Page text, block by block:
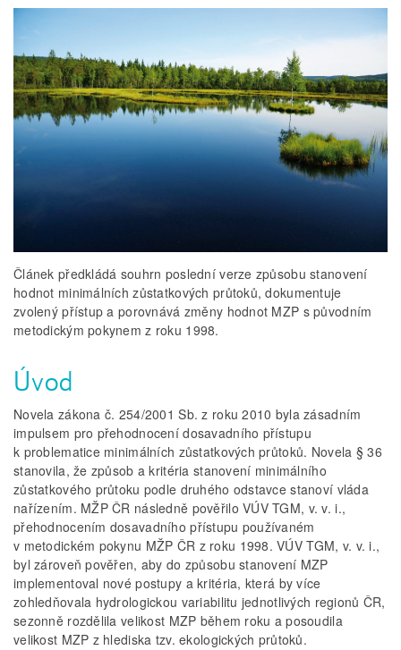
Článek předkládá souhrn poslední verze způsobu stanovení
hodnot minimálních zůstatkových průtoků, dokumentuje
zvolený přístup a porovnává změny hodnot MZP s původním
metodickým pokynem z roku 1998.
Úvod
Novela zákona č. 254/2001 Sb. z roku 2010 byla zásadním
impulsem pro přehodnocení dosavadního přístupu
k problematice minimálních zůstatkových průtoků. Novela § 36
stanovila, že způsob a kritéria stanovení minimálního
zůstatkového průtoku podle druhého odstavce stanoví vláda
nařízením. MŽP ČR následně pověřilo VÚV TGM, v. v. i.,
přehodnocením dosavadního přístupu používaném
v metodickém pokynu MŽP ČR z roku 1998. VÚV TGM, v. v. i.,
byl zároveň pověřen, aby do způsobu stanovení MZP
implementoval nové postupy a kritéria, která by více
zohledňovala hydrologickou variabilitu jednotlivých regionů ČR,
sezonně rozdělila velikost MZP během roku a posoudila
velikost MZP z hlediska tzv. ekologických průtoků.